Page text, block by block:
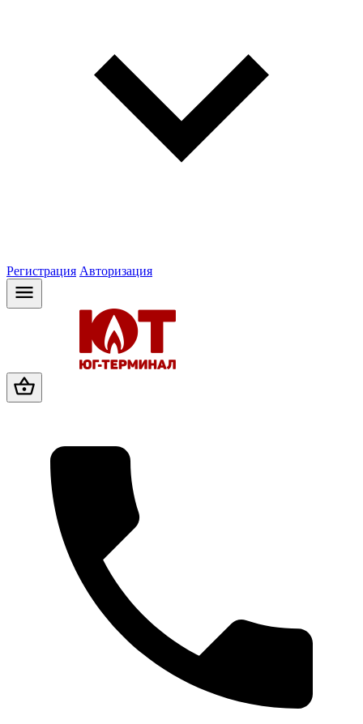
Регистрация Авторизация